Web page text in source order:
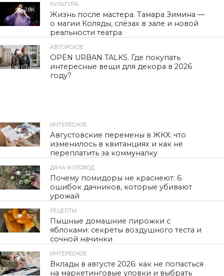
1.8K
КУЛЬТУРА
Жизнь после мастера. Тамара Зимина —
о магии Коляды, слёзах в зале и новой
реальности театра
1.5K
АВТОРСКОЕ
OPEN URBAN TALKS. Где покупать
интересные вещи для декора в 2026
году?
326
ИНТЕРЕСНОЕ
Августовские перемены в ЖКХ: что
изменилось в квитанциях и как не
переплатить за коммуналку
324
ДАЧА И ОГОРОД
Почему помидоры не краснеют: 6
ошибок дачников, которые убивают
урожай
305
РЕЦЕПТЫ
Пышные домашние пирожки с
яблоками: секреты воздушного теста и
сочной начинки
482
ИНТЕРЕСНОЕ
Вклады в августе 2026: как не попасться
на маркетинговые уловки и выбрать